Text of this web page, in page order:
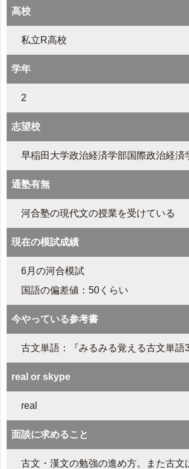
高校
私立R高校
学年
2
志望校
早稲田大学政治経済学部国際政治経済
通塾有無
河合塾の現代文の授業を受けている
現在の模試成績
6月の河合模試
国語の偏差値：50くらい
今やっている参考書
古文単語：『みるみる覚える古文単語
real or skype
real
面談に求めること
古文・漢文の勉強の進め方。また古文